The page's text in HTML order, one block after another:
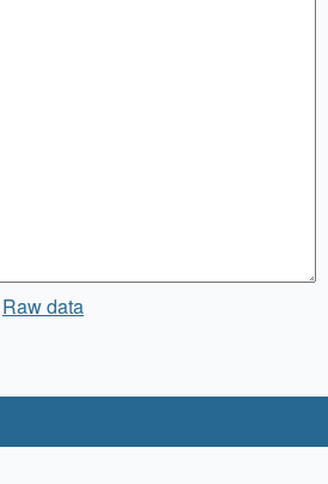
Raw data